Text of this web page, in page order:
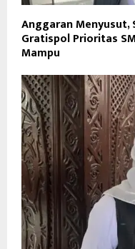
Anggaran Menyusut,
Gratispol Prioritas
Mampu